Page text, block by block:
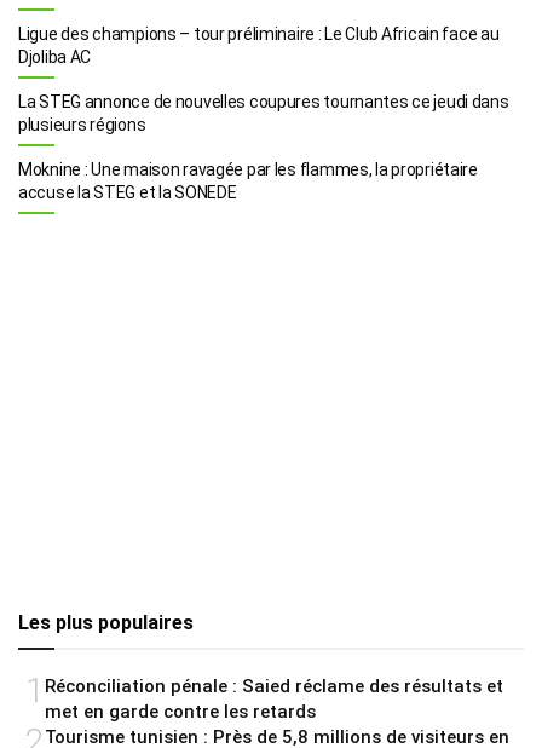
Ligue des champions – tour préliminaire : Le Club Africain face au
Djoliba AC
La STEG annonce de nouvelles coupures tournantes ce jeudi dans
plusieurs régions
Moknine : Une maison ravagée par les flammes, la propriétaire
accuse la STEG et la SONEDE
Les plus populaires
1 Réconciliation pénale : Saied réclame des résultats et
met en garde contre les retards
Tourisme tunisien : Près de 5,8 millions de visiteurs en